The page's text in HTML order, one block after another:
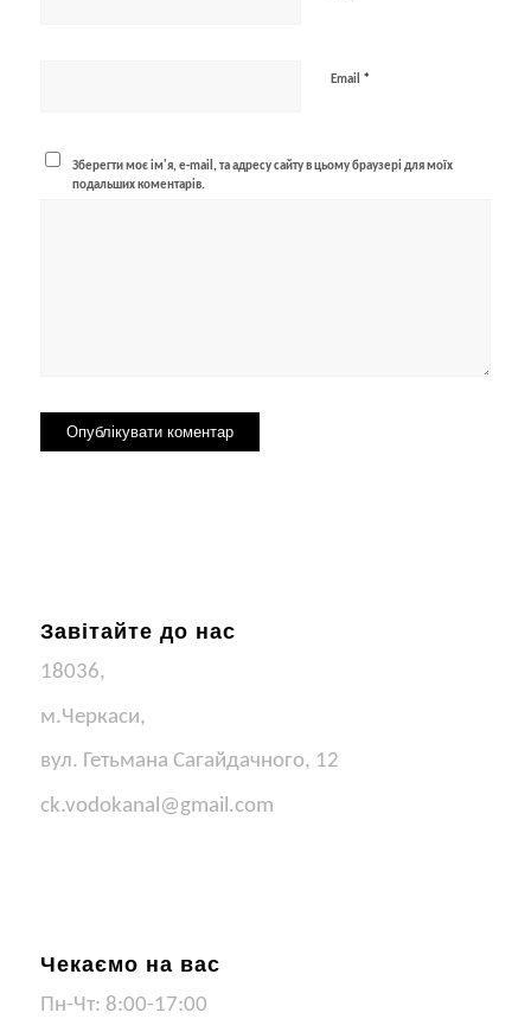
Email *
Зберегти моє ім'я, e-mail, та адресу сайту в цьому браузері для моїх
подальших коментарів.
Завітайте до нас
18036,
м.Черкаси,
вул. Гетьмана Сагайдачного, 12
ck.vodokanal@gmail.com
Чекаємо на вас
Пн-Чт: 8:00-17:00